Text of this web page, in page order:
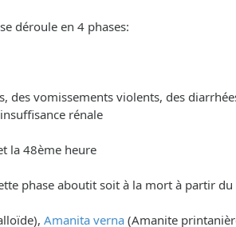
déroule en 4 phases:
des vomissements violents, des
rénale
la 48ème heure
phase aboutit soit à la mort à partir
Amanita verna (Amanite